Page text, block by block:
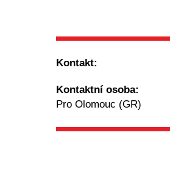
Kontakt:
Kontaktní osoba:
Pro Olomouc (GR)